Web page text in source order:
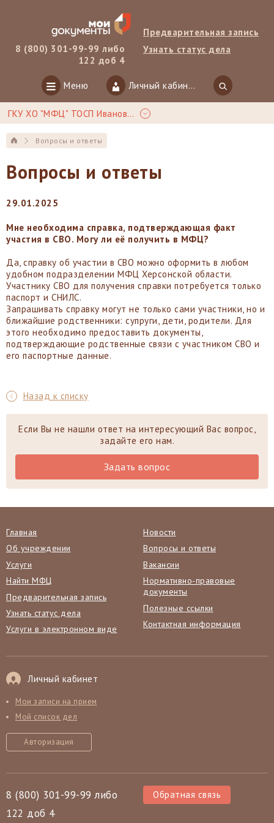
8 (800) 301-99-99 либо
122 доб 4
Предварительная запись
Узнать статус дела
Меню Личный кабинет
ГКУ ХО "МФЦ" ТОСП Ивановка
Вопросы и ответы
Вопросы и ответы
29.01.2025
Мне необходима справка, подтверждающая факт
участия в СВО. Могу ли её получить в МФЦ?
Да, справку об участии в СВО можно оформить в любом
удобном подразделении МФЦ Херсонской области.
Участнику СВО для получения справки потребуется только
паспорт и СНИЛС.
Запрашивать справку могут не только сами участники, но и
ближайшие родственники: супруги, дети, родители. Для
этого необходимо предоставить документы,
подтверждающие родственные связи с участником СВО и
его паспортные данные.
Назад к списку
Если Вы не нашли ответ на интересующий Вас вопрос,
задайте его нам.
Задать вопрос
Главная
Об учреждении
Услуги
Найти МФЦ
Предварительная запись
Узнать статус дела
Услуги в электронном виде
Новости
Вопросы и ответы
Вакансии
Нормативно-правовые
документы
Полезные ссылки
Контактная информация
Личный кабинет
Мои записи на прием
Мой список дел
Авторизация
8 (800) 301-99-99 либо
122 доб 4
Обратная связь